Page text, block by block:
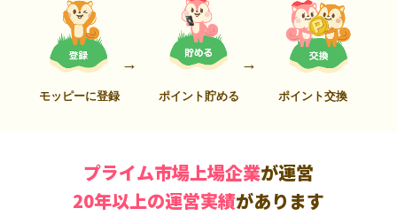
モッピーに登録 ポイント貯める ポイント交換
プライム市場上場企業が運営
20年以上の運営実績があります